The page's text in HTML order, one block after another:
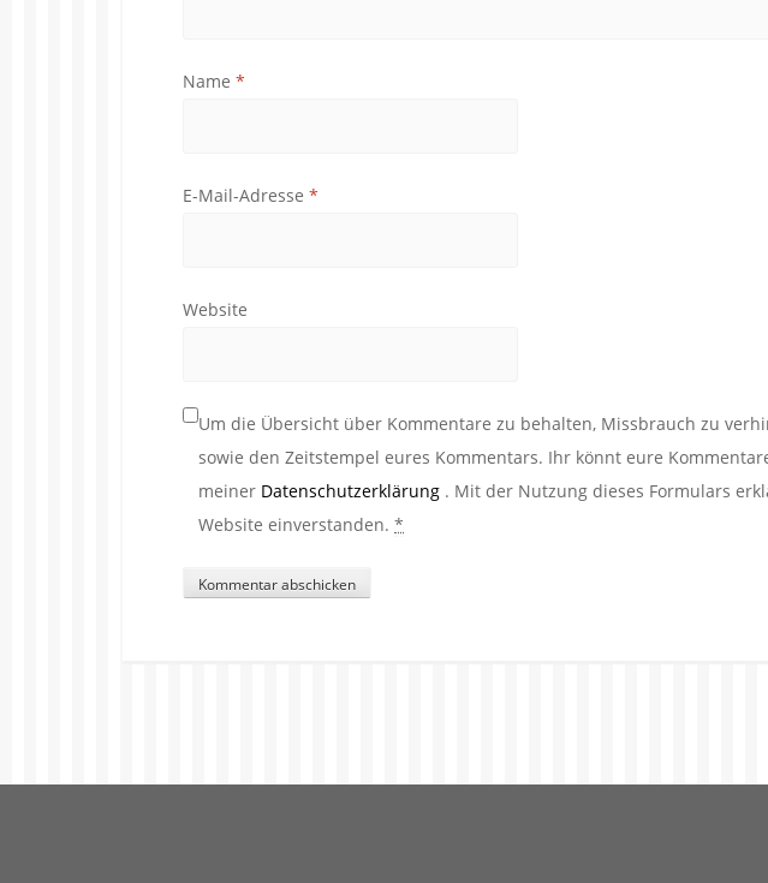
Name *
E-Mail-Adresse *
Website
Um die Übersicht über Kommentare zu behalten, Missbrauch zu
sowie den Zeitstempel eures Kommentars. Ihr könnt eure
meiner Datenschutzerklärung . Mit der Nutzung dieses Formulars
Website einverstanden. *